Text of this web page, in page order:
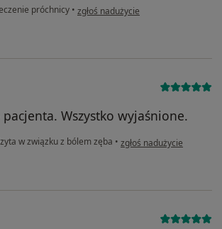
próchnicy • w opinii użytkownika Olena Ch
zgłoś nadużycie
Wszystko wyjaśnione.
w związku z bólem zęba • w opinii użytkownika Ania
zgłoś nadużycie